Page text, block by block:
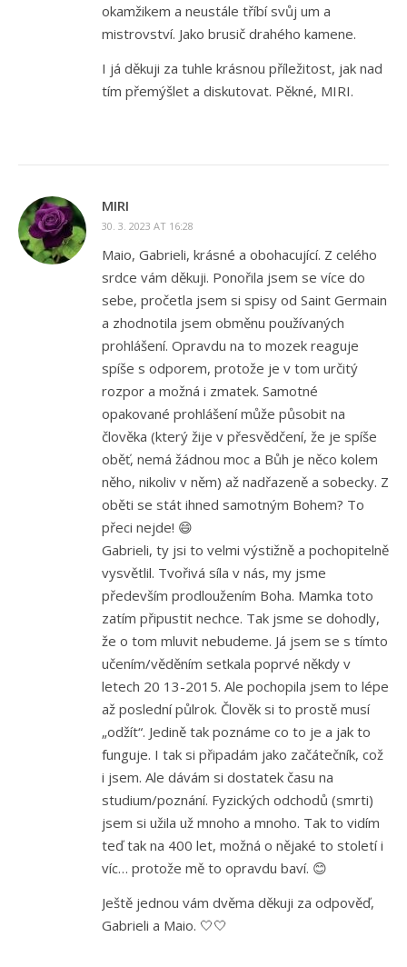
okamžikem a neustále tříbí svůj um a
mistrovství. Jako brusič drahého kamene.
I já děkuji za tuhle krásnou příležitost, jak nad
tím přemýšlet a diskutovat. Pěkné, MIRI.
MIRI
30. 3. 2023 AT 16:28
Maio, Gabrieli, krásné a obohacující. Z celého
srdce vám děkuji. Ponořila jsem se více do
sebe, pročetla jsem si spisy od Saint Germain
a zhodnotila jsem obměnu používaných
prohlášení. Opravdu na to mozek reaguje
spíše s odporem, protože je v tom určitý
rozpor a možná i zmatek. Samotné
opakované prohlášení může působit na
člověka (který žije v přesvědčení, že je spíše
oběť, nemá žádnou moc a Bůh je něco kolem
něho, nikoliv v něm) až nadřazeně a sobecky. Z
oběti se stát ihned samotným Bohem? To
přeci nejde! 😄
Gabrieli, ty jsi to velmi výstižně a pochopitelně
vysvětlil. Tvořivá síla v nás, my jsme
především prodloužením Boha. Mamka toto
zatím připustit nechce. Tak jsme se dohodly,
že o tom mluvit nebudeme. Já jsem se s tímto
učením/věděním setkala poprvé někdy v
letech 20 13-2015. Ale pochopila jsem to lépe
až poslední půlrok. Člověk si to prostě musí
„odžít“. Jedině tak poznáme co to je a jak to
funguje. I tak si připadám jako začátečník, což
i jsem. Ale dávám si dostatek času na
studium/poznání. Fyzických odchodů (smrti)
jsem si užila už mnoho a mnoho. Tak to vidím
teď tak na 400 let, možná o nějaké to století i
víc… protože mě to opravdu baví. 😊
Ještě jednou vám dvěma děkuji za odpověď,
Gabrieli a Maio. 🤍🤍